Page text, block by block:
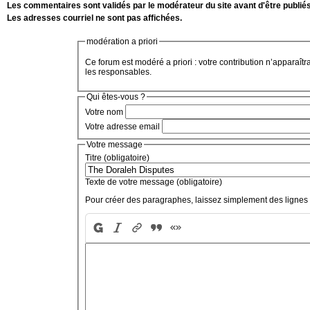
Les commentaires sont validés par le modérateur du site avant d'être
Les adresses courriel ne sont pas affichées.
modération a priori
Ce forum est modéré a priori : votre contribution
les responsables.
Qui êtes-vous ?
Votre nom
Votre adresse email
Votre message
Titre (obligatoire)
Texte de votre message (obligatoire)
Pour créer des paragraphes, laissez simplement des lignes